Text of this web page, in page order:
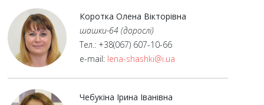
Коротка Олена Вікторівна
шашки-64 (дорослі)
Тел.: +38(067) 607-10-66
e-mail: lena-shashki@i.ua
Чебукіна Ірина Іванівна